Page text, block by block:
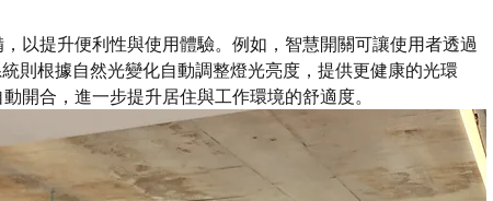
以提升便利性與使用體驗。例如，智慧開關可讓使用者透過
則根據自然光變化自動調整燈光亮度，提供更健康的光環
開合，進一步提升居住與工作環境的舒適度。